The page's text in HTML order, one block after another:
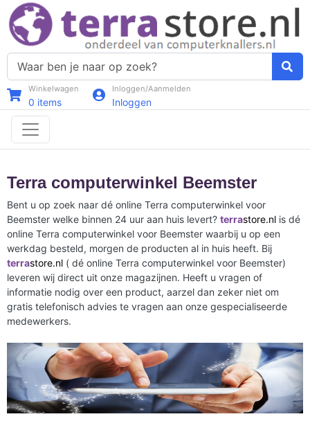
Winkelwagen
0 items
Inloggen/Aanmelden
Inloggen
Terra computerwinkel Beemster
Bent u op zoek naar dé online Terra computerwinkel voor
Beemster welke binnen 24 uur aan huis levert? terrastore.nl is dé
online Terra computerwinkel voor Beemster waarbij u op een
werkdag besteld, morgen de producten al in huis heeft. Bij
terrastore.nl ( dé online Terra computerwinkel voor Beemster)
leveren wij direct uit onze magazijnen. Heeft u vragen of
informatie nodig over een product, aarzel dan zeker niet om
gratis telefonisch advies te vragen aan onze gespecialiseerde
medewerkers.